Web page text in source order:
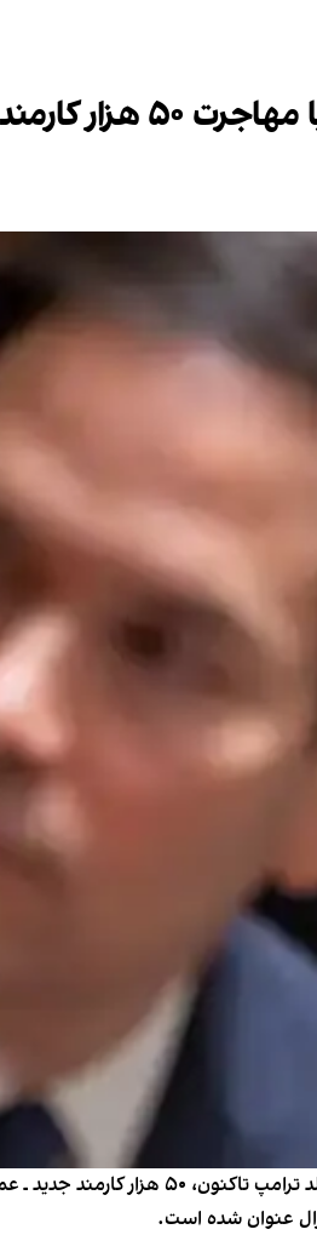
جدید جذب کرد
مقام ارشد منابع انسانی دولت فدرال آمریکا
عنوان شده است.